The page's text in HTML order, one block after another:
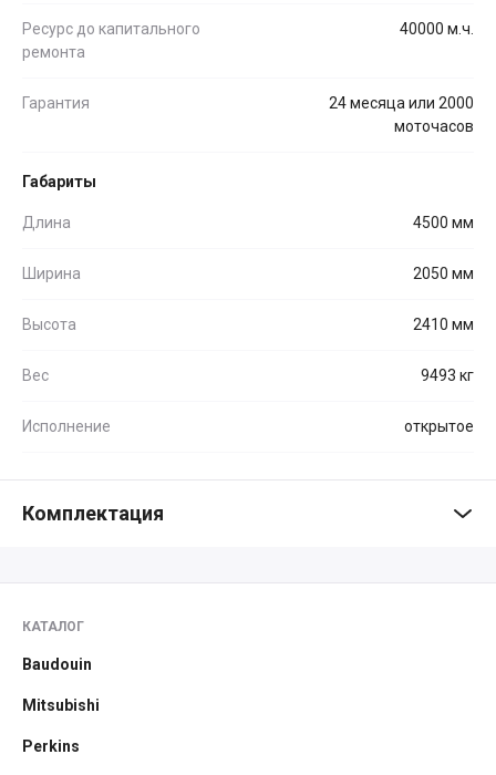
Ресурс до капитального
ремонта
40000 м.ч.
Гарантия
24 месяца или 2000
моточасов
Габариты
Длина 4500 мм
Ширина 2050 мм
Высота 2410 мм
Вес 9493 кг
Исполнение открытое
Комплектация
КАТАЛОГ
Baudouin
Mitsubishi
Perkins